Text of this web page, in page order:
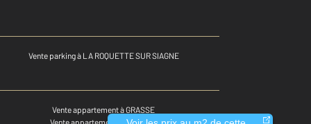
Vente parking à LA ROQUETTE SUR SIAGNE
Vente appartement à GRASSE
Vente appartement à MOUGINS